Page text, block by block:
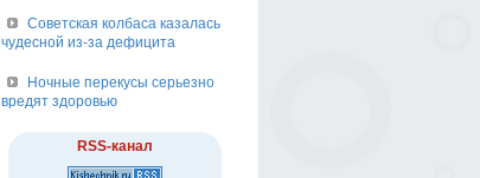
Советская колбаса казалась
чудесной из-за дефицита
Ночные перекусы серьезно
вредят здоровью
RSS-канал